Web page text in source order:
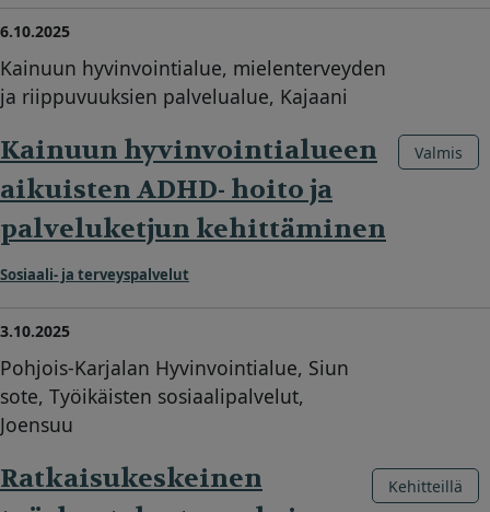
6.10.2025
Kainuun hyvinvointialue, mielenterveyden
ja riippuvuuksien palvelualue, Kajaani
Kainuun hyvinvointialueen
aikuisten ADHD- hoito ja
palveluketjun kehittäminen
Sosiaali- ja terveyspalvelut
Valmis
3.10.2025
Pohjois-Karjalan Hyvinvointialue, Siun
sote, Työikäisten sosiaalipalvelut,
Joensuu
Ratkaisukeskeinen
Kehitteillä